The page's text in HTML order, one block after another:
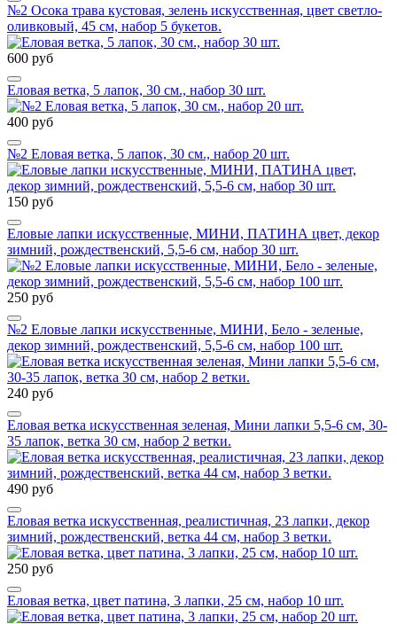
№2 Осока трава кустовая, зелень искусственная, цвет светло-
оливковый, 45 см, набор 5 букетов.
600 руб
Еловая ветка, 5 лапок, 30 см., набор 30 шт.
400 руб
№2 Еловая ветка, 5 лапок, 30 см., набор 20 шт.
150 руб
Еловые лапки искусственные, МИНИ, ПАТИНА цвет, декор
зимний, рождественский, 5,5-6 см, набор 30 шт.
250 руб
№2 Еловые лапки искусственные, МИНИ, Бело - зеленые,
декор зимний, рождественский, 5,5-6 см, набор 100 шт.
240 руб
Еловая ветка искусственная зеленая, Мини лапки 5,5-6 см, 30-
35 лапок, ветка 30 см, набор 2 ветки.
490 руб
Еловая ветка искусственная, реалистичная, 23 лапки, декор
зимний, рождественский, ветка 44 см, набор 3 ветки.
250 руб
Еловая ветка, цвет патина, 3 лапки, 25 см, набор 10 шт.